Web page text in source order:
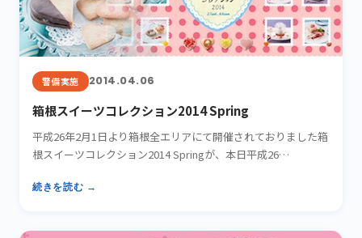
警備実施 2014.04.06
箱根スイーツコレクション2014 Spring
平成26年2月1日より箱根全エリアにて開催されておりました箱
根スイーツコレクション2014 Springが、本日平成26…
続きを読む →